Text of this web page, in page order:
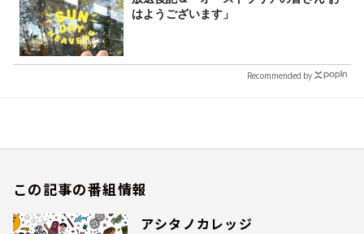
はようございます」
Recommended by
この記事の番組情報
アシタノカレッジ